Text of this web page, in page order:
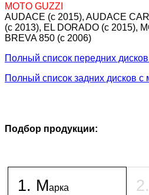
MOTO GUZZI
AUDACE (c 2015), AUDACE
(c 2013), EL DORADO (c 2015),
BREVA 850 (c 2006)
Полный список передних
Полный список задних дисков
Подбор продукции:
1. Марка 2.